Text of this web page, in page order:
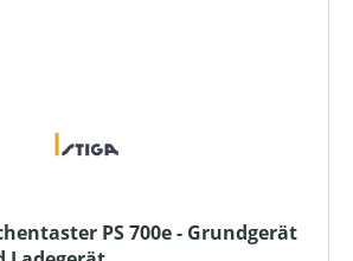
PS 700e - Grundgerät